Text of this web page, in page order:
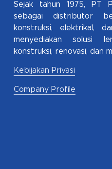
Sejak tahun 1975, PT
sebagai distributor
konstruksi, elektrikal,
menyediakan solusi
konstruksi, renovasi, dan
Kebijakan Privasi
Company Profile